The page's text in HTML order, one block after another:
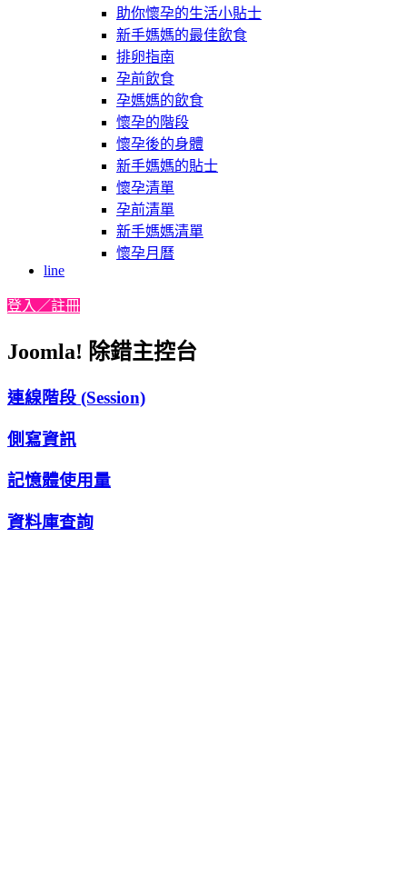
助你懷孕的生活小貼士
新手媽媽的最佳飲食
排卵指南
孕前飲食
孕媽媽的飲食
懷孕的階段
懷孕後的身體
新手媽媽的貼士
懷孕清單
孕前清單
新手媽媽清單
懷孕月曆
line
登入／註冊
Joomla! 除錯主控台
連線階段 (Session)
側寫資訊
記憶體使用量
資料庫查詢